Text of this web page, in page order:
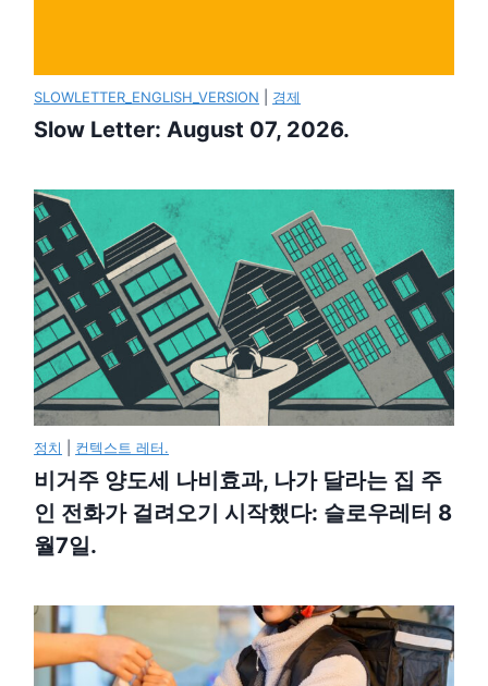
SLOWLETTER_ENGLISH_VERSION 경제
Slow Letter: August 07, 2026.
정치 컨텍스트 레터.
비거주 양도세 나비효과, 나가 달라는 집 주
인 전화가 걸려오기 시작했다: 슬로우레터 8
월7일.